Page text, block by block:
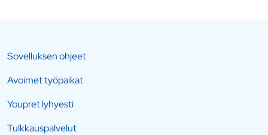
Sovelluksen ohjeet
Avoimet työpaikat
Youpret lyhyesti
Tulkkauspalvelut